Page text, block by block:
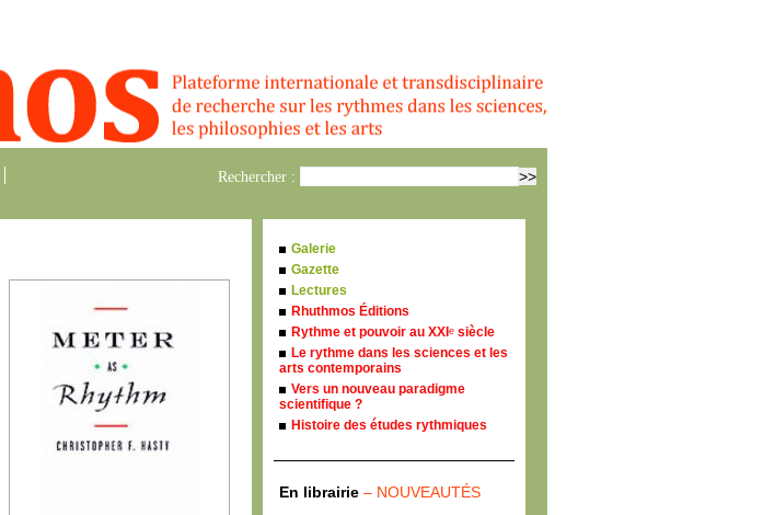
Rechercher :
Galerie
Gazette
Lectures
Rhuthmos Éditions
Rythme et pouvoir au XXI e siècle
Le rythme dans les sciences et les
arts contemporains
Vers un nouveau paradigme
scientifique ?
Histoire des études rythmiques
En librairie – NOUVEAUTÉS